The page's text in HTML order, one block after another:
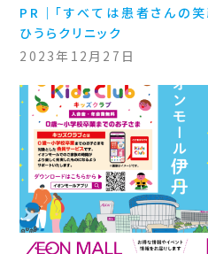
PR｜「すべては患者さんの
ひうらクリニック
2023年12月27日